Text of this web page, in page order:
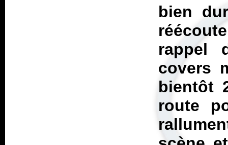
bien
rappel
covers
bientôt
route